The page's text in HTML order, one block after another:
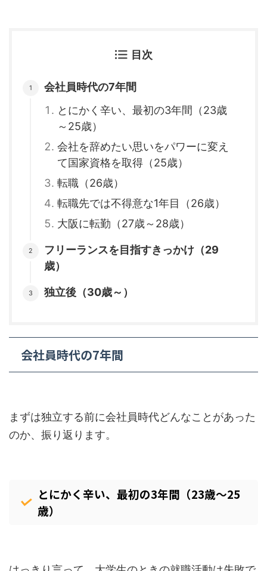
目次
会社員時代の7年間
とにかく辛い、最初の3年間（23歳
～25歳）
会社を辞めたい思いをパワーに変え
て国家資格を取得（25歳）
転職（26歳）
転職先では不得意な1年目（26歳）
大阪に転勤（27歳～28歳）
フリーランスを目指すきっかけ（29
歳）
独立後（30歳～）
会社員時代の7年間
まずは独立する前に会社員時代どんなことがあった
のか、振り返ります。
とにかく辛い、最初の3年間（23歳～25
歳）